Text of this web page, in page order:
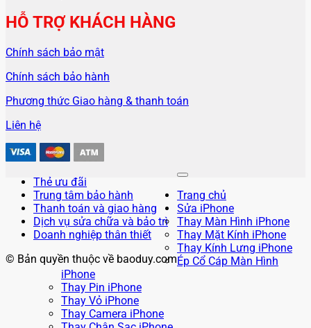
HỖ TRỢ KHÁCH HÀNG
Chính sách bảo mật
Chính sách bảo hành
Phương thức Giao hàng & thanh toán
Liên hệ
Thẻ ưu đãi
Trung tâm bảo hành
Thanh toán và giao hàng
Dịch vụ sửa chữa và bảo trì
Doanh nghiệp thân thiết
© Bản quyền thuộc về baoduy.com
Trang chủ
Sửa iPhone
Thay Màn Hình iPhone
Thay Mặt Kính iPhone
Thay Kính Lưng iPhone
Ép Cổ Cáp Màn Hình
iPhone
Thay Pin iPhone
Thay Vỏ iPhone
Thay Camera iPhone